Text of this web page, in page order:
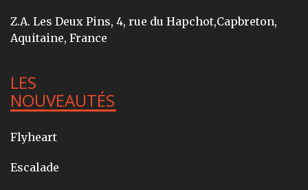
Z.A. Les Deux Pins, 4, rue du Hapchot,Capbreton,
Aquitaine, France
LES
NOUVEAUTÉS
Flyheart
Escalade